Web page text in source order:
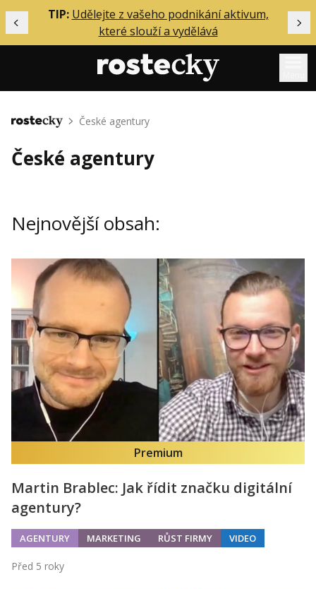
Předchozí
TIP: Udělejte z vašeho podnikání aktivum,
které slouží a vydělává
Mentoring
Podcasty
Solo
Inzerce
Přihlášení
Kontakt
Obchodní podmínky
Hledaná fráze Hledat
Domů České agentury
České agentury
Nejnovější obsah:
Premium
Martin Brablec: Jak řídit značku digitální
agentury?
AGENTURY MARKETING RŮST FIRMY VIDEO
Před 5 roky